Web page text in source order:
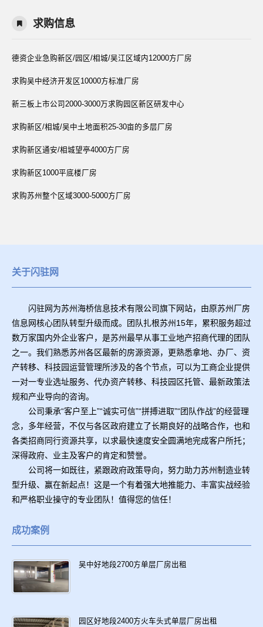
求购信息
德资企业急购新区/园区/相城/吴江区域内12000方厂房
求购吴中经济开发区10000方标准厂房
新三板上市公司2000-3000万求购园区新区研发中心
求购新区/相城/吴中土地面积25-30亩的多层厂房
求购新区通安/相城望亭4000方厂房
求购新区1000平底楼厂房
求购苏州整个区域3000-5000方厂房
关于闪驻网
闪驻网为苏州海桥信息技术有限公司旗下网站，由原苏州厂房
信息网核心团队转型升级而成。团队扎根苏州15年，累积服务超过
数万家国内外企业客户，是苏州最早从事工业地产招商代理的团队
之一。我们熟悉苏州各区最新的房源资源，更熟悉拿地、办厂、资
产转移、科技园运营管理所涉及的各个节点，可以为工商企业提供
一对一专业选址服务、代办资产转移、科技园区托管、最新政策法
规和产业导向的咨询。
公司秉承“客户至上”“诚实可信”“拼搏进取”“团队作战”的经营理
念，多年经营，不仅与各区政府建立了长期良好的战略合作，也和
各类招商同行资源共享，以求最快速度安全圆满地完成客户所托；
深得政府、业主及客户的肯定和赞誉。
公司将一如既往，紧跟政府政策导向，努力助力苏州制造业转
型升级、赢在新起点！这是一个有着强大地推能力、丰富实战经验
和严格职业操守的专业团队！值得您的信任！
成功案例
吴中好地段2700方单层厂房出租
园区好地段2400方火车头式单层厂房出租